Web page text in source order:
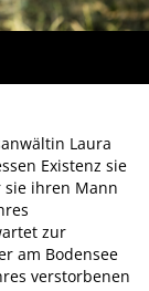
Laura
Existenz sie
sie ihren Mann
zur
am Bodensee
verstorbenen